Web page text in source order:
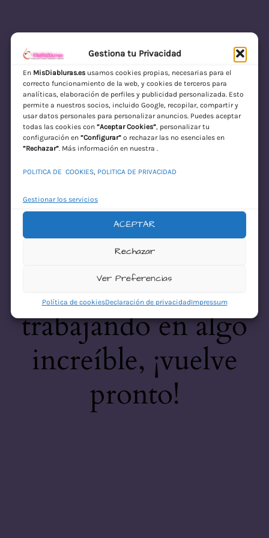
Gestiona tu Privacidad
En MisDiabluras.esusamos cookies propias, necesarias para el
correcto funcionamiento de la web, y cookies de terceros para
analíticas, elaboración de perfiles y publicidad personalizada. Esto
permite a nuestros socios, incluido Google, recopilar, compartir y
usar datos personales para personalizar anuncios. Puedes aceptar
todas las cookies con “Aceptar Cookies”, personalizar tu
configuración en “Configurar”o rechazar las no esenciales en
“Rechazar”. Más información en nuestra .
POLITICA DE COOKIES, POLITICA DE PRIVACIDAD
Gestionar los servicios
ACEPTAR
Rechazar
Ver Preferencias
Política de cookiesDeclaración de privacidadImpressum
MisDiabluras | Sexshop Online con Envío
Discreto en España
Acceder
¡Disculpa este
desastre! Estamos
trabajando en algo
increíble, ¡vuelve
pronto!